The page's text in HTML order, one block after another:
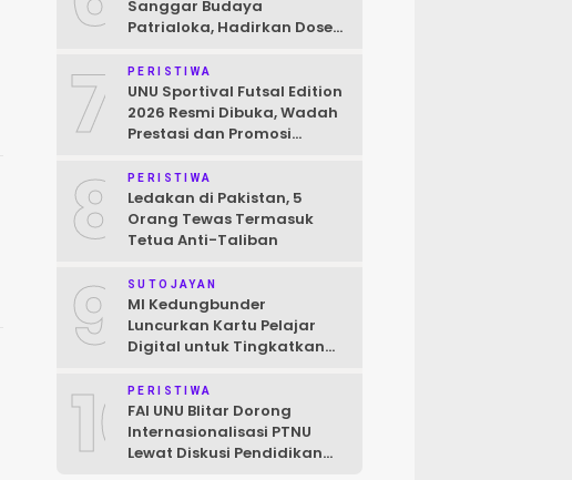
Sanggar Budaya
Patrialoka, Hadirkan Dosen
Mahasiswa
7 PERISTIWA
UNU Sportival Futsal Edition
2026 Resmi Dibuka, Wadah
Prestasi dan Promosi
Raya
8 PERISTIWA
Ledakan di Pakistan, 5
Orang Tewas Termasuk
Tetua Anti-Taliban
9 SUTOJAYAN
MI Kedungbunder
Luncurkan Kartu Pelajar
Digital untuk Tingkatkan
Siswa
10PERISTIWA
FAI UNU Blitar Dorong
Internasionalisasi PTNU
Lewat Diskusi Pendidikan